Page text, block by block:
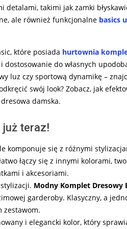
takimi jak zamki
ale również funkcjonalne basics
które posiada hurtownia
do własnych
luz czy sportową dynamikę –
swój look? Zobacz, jak
damska.
teraz!
komponuje się z różnymi
łączy się z innymi kolorami,
i akcesoriami.
Modny Komplet Dresowy
garderoby. Klasyczny, a
zestawom.
i elegancki kolor, który